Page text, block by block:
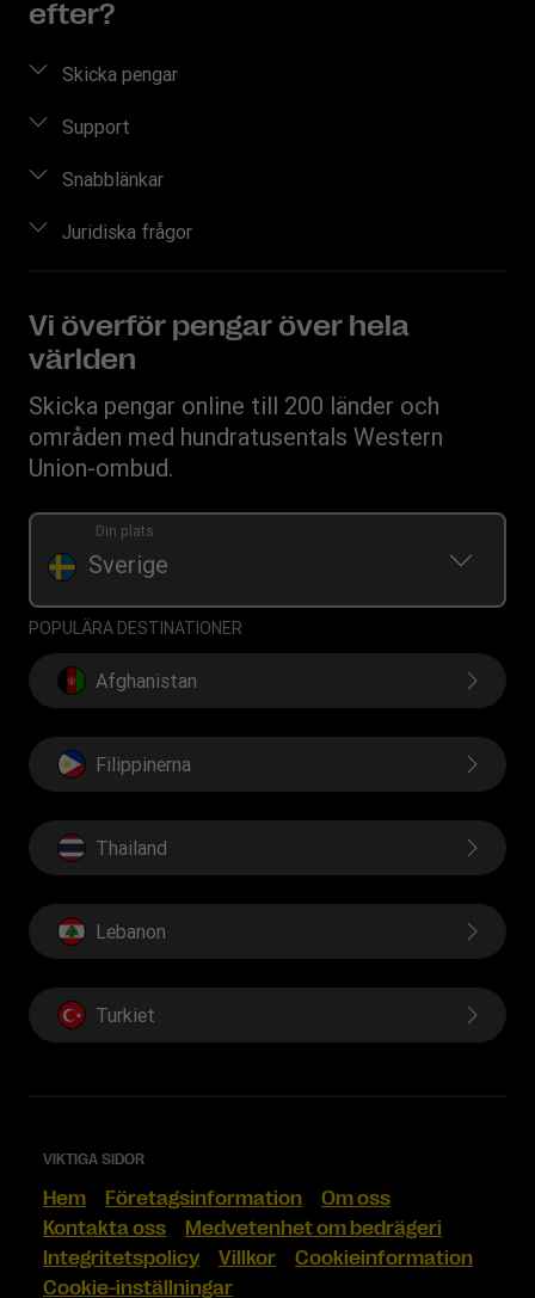
efter?
Skicka pengar
Skicka pengar online
Kontrollera överföringsstatus
Valutaomräknare
Support
Vanliga frågor
Snabblänkar
Logga in
Juridiska frågor
Integritetspolicy
Villkor
Cookieinformation
Vi överför pengar över hela
världen
Skicka pengar online till 200 länder och
områden med hundratusentals Western
Union-ombud.
Sverige
Din plats
POPULÄRA DESTINATIONER
Afghanistan
Filippinerna
Thailand
Lebanon
Turkiet
VIKTIGA SIDOR
Hem Företagsinformation
Om oss
Kontakta oss
Medvetenhet om bedrägeri
Integritetspolicy
Villkor
Cookieinformation
Cookie-inställningar